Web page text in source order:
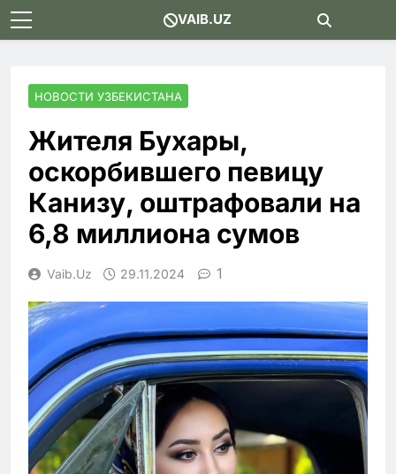
Skip
to
VAIB.UZ
НОВОСТИ УЗБЕКИСТАНА
Жителя Бухары,
оскорбившего певицу
Канизу, оштрафовали на
6,8 миллиона сумов
Vaib.uz 29.11.2024 1